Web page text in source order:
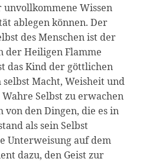
Wissen
ablegen können. Der
des Menschen ist der
der Heiligen Flamme
das Kind der göttlichen
Macht, Weisheit und
Selbst zu erwachen
den Dingen, die es in
als sein Selbst
Unterweisung auf dem
dazu, den Geist zur